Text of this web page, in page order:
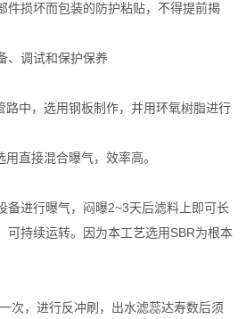
件损坏而包装的防护粘贴，不得提前揭
、调试和保护保养
路中，选用钢板制作，并用环氧树脂进行
直接混合曝气，效率高。
备进行曝气，闷曝2~3天后滤料上即可长
可持续运转。因为本工艺选用SBR为根本
次，进行反冲刷，出水滤蕊达寿数后须